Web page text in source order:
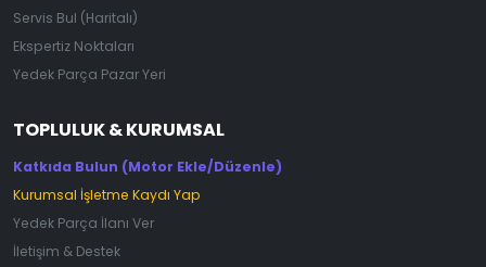
Servis Bul (Haritalı)
Ekspertiz Noktaları
Yedek Parça Pazar Yeri
TOPLULUK & KURUMSAL
Katkıda Bulun (Motor Ekle/Düzenle)
Kurumsal İşletme Kaydı Yap
Yedek Parça İlanı Ver
İletişim & Destek